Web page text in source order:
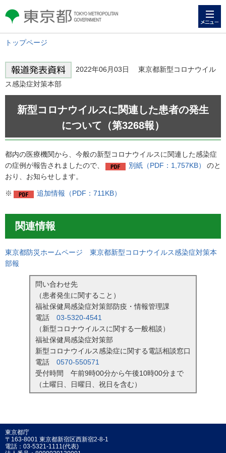
東京都 TOKYO METROPOLITAN
GOVERNMENT
トップページ
2022年06月03日 東京都新型コロナウイル
ス感染症対策本部
新型コロナウイルスに関連した患者の発生
について（第3268報）
都内の医療機関から、今般の新型コロナウイルスに関連した感染症
の症例が報告されましたので、
別紙（PDF：1,757KB）
のと
おり、お知らせします。
※ 追加情報（PDF：711KB）
関連情報
東京都防災ホームページ 東京都新型コロナウイルス感染症対策本
部報
問い合わせ先
（患者発生に関すること）
福祉保健局感染症対策部防疫・情報管理課
電話 03-5320-4541
（新型コロナウイルスに関する一般相談）
福祉保健局感染症対策部
新型コロナウイルス感染症に関する電話相談窓口
電話 0570-550571
受付時間 午前9時00分から午後10時00分まで
（土曜日、日曜日、祝日を含む）
東京都庁
〒163-8001 東京都新宿区西新宿2-8-1
電話：03-5321-1111(代表)